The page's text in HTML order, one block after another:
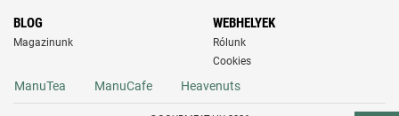
BLOG
Magazinunk
WEBHELYEK
Rólunk
Cookies
ManuTea ManuCafe Heavenuts